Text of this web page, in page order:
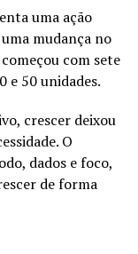
uma ação
mudança no
com sete
e 50 unidades.
crescer deixou
O
dados e foco,
de forma